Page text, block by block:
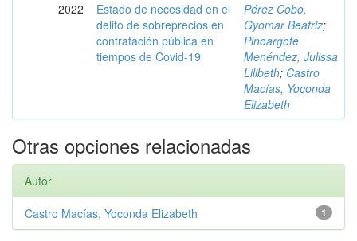
2022
Estado de necesidad en el
delito de sobreprecios en
contratación pública en
tiempos de Covid-19
Pérez Cobo,
Gyomar Beatriz;
Pinoargote
Menéndez, Julissa
Lilibeth; Castro
Macías, Yoconda
Elizabeth
Otras opciones relacionadas
Autor
1
Castro Macías, Yoconda Elizabeth